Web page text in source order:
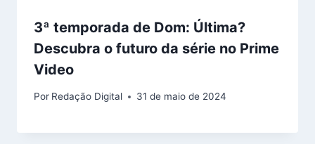
3ª temporada de Dom: Última?
Descubra o futuro da série no Prime
Video
Por Redação Digital 31 de maio de 2024